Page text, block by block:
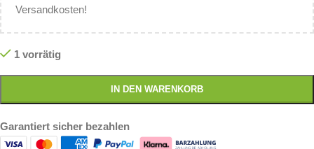
Versandkosten!
1 vorrätig
IN DEN WARENKORB
Garantiert sicher bezahlen